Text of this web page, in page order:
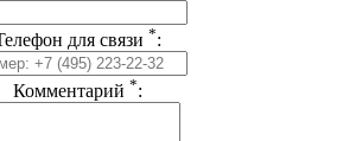
для связи *:
Комментарий *: